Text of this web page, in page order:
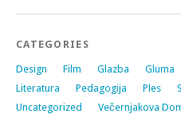
CATEGORIES
Design Film Glazba Gluma
Literatura
Pedagogija Ples
Uncategorized
Večernjakova